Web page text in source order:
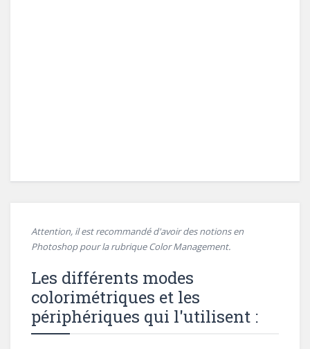
Attention, il est recommandé d'avoir des notions en
Photoshop pour la rubrique Color Management.
Les différents modes
colorimétriques et les
périphériques qui l'utilisent :